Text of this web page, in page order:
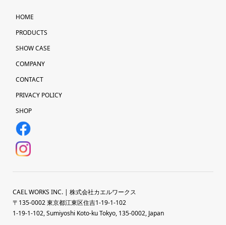
HOME
PRODUCTS
SHOW CASE
COMPANY
CONTACT
PRIVACY POLICY
SHOP
CAEL WORKS INC. | 株式会社カエルワークス
〒135-0002 東京都江東区住吉1-19-1-102
1-19-1-102, Sumiyoshi Koto-ku Tokyo, 135-0002, Japan